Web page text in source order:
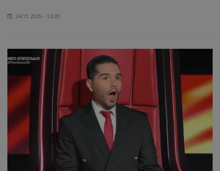
24.11.2025 - 12:01